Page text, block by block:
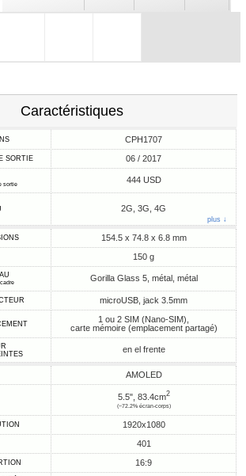
Caractéristiques
CPH1707
SORTIE 06 / 2017
sortie 444 USD
2G, 3G, 4G
plus ↓
154.5 x 74.8 x 6.8 mm
150 g
Gorilla Glass 5, métal, métal
microUSB, jack 3.5mm
1 ou 2 SIM (Nano-SIM),
carte mémoire (emplacement partagé)
en el frente
AMOLED
5.5", 83.4cm2
(~72.2% écran-corps)
1920x1080
401
16:9